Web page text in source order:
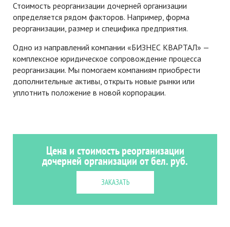
Стоимость реорганизации дочерней организации
определяется рядом факторов. Например, форма
реорганизации, размер и специфика предприятия.
Одно из направлений компании «БИЗНЕС КВАРТАЛ» —
комплексное юридическое сопровождение процесса
реорганизации. Мы помогаем компаниям приобрести
дополнительные активы, открыть новые рынки или
уплотнить положение в новой корпорации.
Цена и стоимость реорганизации
дочерней организации от бел. руб.
ЗАКАЗАТЬ